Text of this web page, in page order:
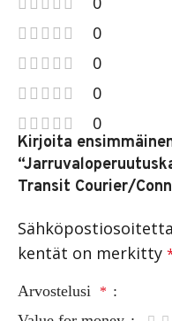
0
0
0
0
Kirjoita
Transit Courier/
kentät on merkitty
Arvostelusi *